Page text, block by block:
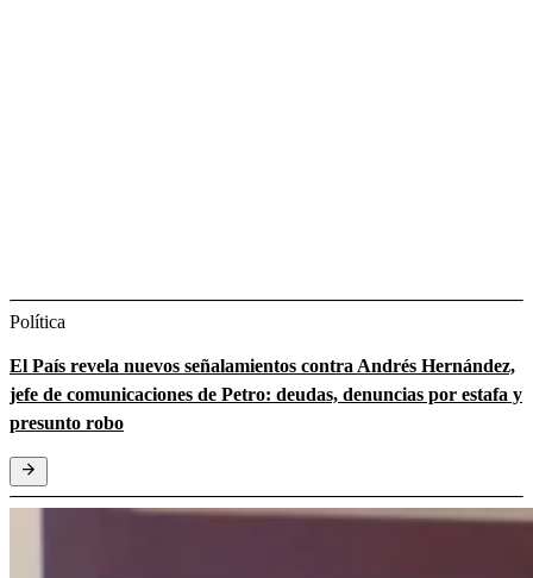
Política
El País revela nuevos señalamientos contra Andrés Hernández,
jefe de comunicaciones de Petro: deudas, denuncias por estafa y
presunto robo